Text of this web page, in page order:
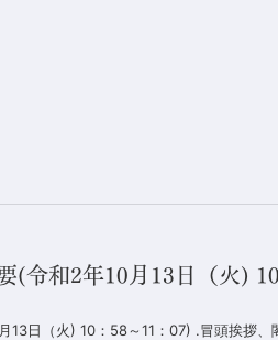
(令和2年10月13日（火)
13日（火) 10：58～11：07) .冒頭挨拶